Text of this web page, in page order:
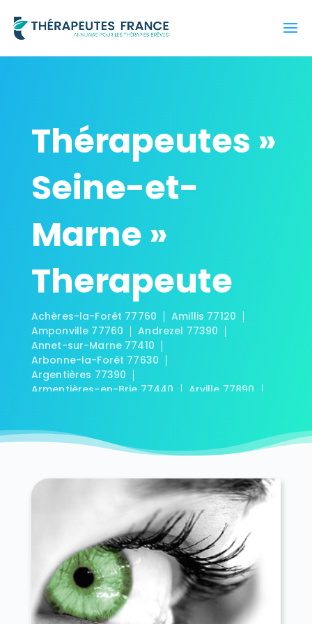
Thérapeutes »
Seine-et-
Marne »
Therapeute
Achères-la-Forêt 77760
Amillis 77120
Amponville 77760
Andrezel 77390
Annet-sur-Marne 77410
Arbonne-la-Forêt 77630
Argentières 77390
Armentières-en-Brie 77440
Arville 77890
Aulnoy 77120
Bagneaux-sur-Loing 77167
Bannost-Villegagnon 77970
Barbey 77130
Barbizon 77630
Barcy 77910
Bazoches-lès-Bray 77118
Beauchery-Saint-Martin 77560
Beaumont-du-Gâtinais 77890
Beautheil 77120
Beauvoir 77390
Bellot 77510
Bernay-Vilbert 77540
Beton-Bazoches 77320
Bezalles 77970
Blandy 77115
Blennes 77940
Boisdon 77970
Bois-le-Roi 77590